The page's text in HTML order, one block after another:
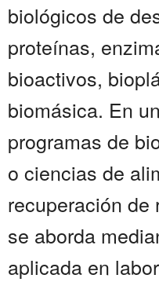
biológicos de
proteínas,
bioactivos,
biomásica. En
programas de
o ciencias de
recuperación de
se aborda
aplicada en